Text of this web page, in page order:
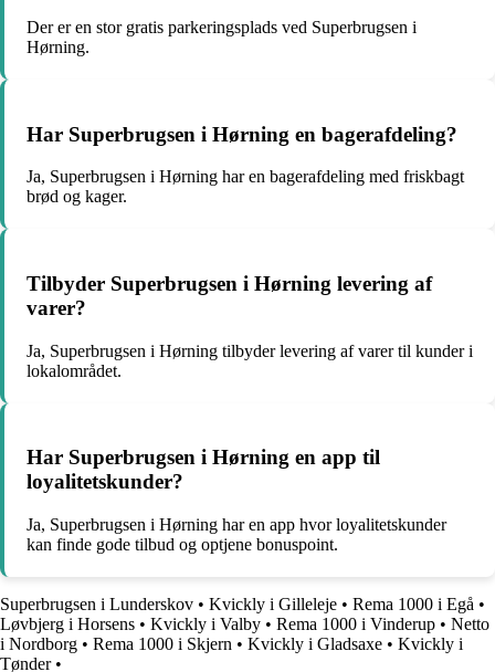
Der er en stor gratis parkeringsplads ved Superbrugsen i
Hørning.
Har Superbrugsen i Hørning en bagerafdeling?
Ja, Superbrugsen i Hørning har en bagerafdeling med friskbagt
brød og kager.
Tilbyder Superbrugsen i Hørning levering af
varer?
Ja, Superbrugsen i Hørning tilbyder levering af varer til kunder i
lokalområdet.
Har Superbrugsen i Hørning en app til
loyalitetskunder?
Ja, Superbrugsen i Hørning har en app hvor loyalitetskunder
kan finde gode tilbud og optjene bonuspoint.
Superbrugsen i Lunderskov • Kvickly i Gilleleje • Rema 1000 i Egå •
Løvbjerg i Horsens • Kvickly i Valby • Rema 1000 i Vinderup • Netto
i Nordborg • Rema 1000 i Skjern • Kvickly i Gladsaxe • Kvickly i
Tønder•